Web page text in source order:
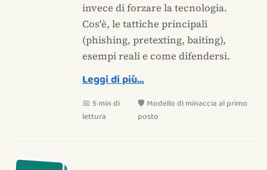
invece di forzare la tecnologia.
Cos'è, le tattiche principali
(phishing, pretexting, baiting),
esempi reali e come difendersi.
Leggi di più…
📅 5 min di
lettura
🛡️ Modello di minaccia al primo
posto